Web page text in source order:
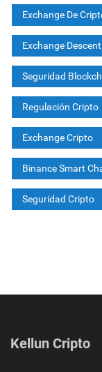
Exchange De
Exchange
Seguridad
Regulación Cripto
Exchange Cripto
Binance Smart
Seguridad Cripto
Kellun Cripto